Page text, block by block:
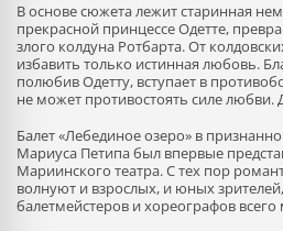
В основе сюжета лежит старинная
прекрасной принцессе Одетте,
злого колдуна Ротбарта. От
избавить только истинная любовь.
полюбив Одетту, вступает в
не может противостоять силе любви.
Балет «Лебединое озеро» в
Мариуса Петипа был впервые
Мариинского театра. С тех пор
волнуют и взрослых, и юных
балетмейстеров и хореографов всего